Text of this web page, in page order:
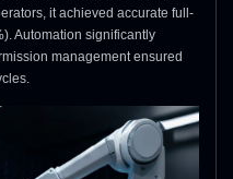
it achieved accurate full-
Automation significantly
management ensured